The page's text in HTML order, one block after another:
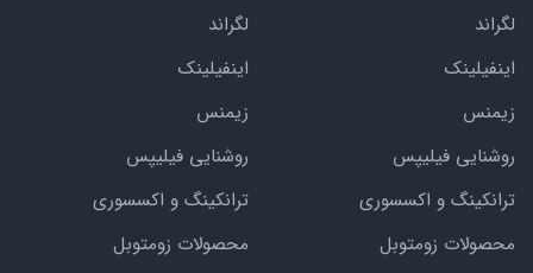
لگراند
اینفیلینک
زیمنس
روشنایی فیلیپس
ترانکینگ و اکسسوری
محصولات زومتوبل
لگراند
اینفیلینک
زیمنس
روشنایی فیلیپس
ترانکینگ و اکسسوری
محصولات زومتوبل